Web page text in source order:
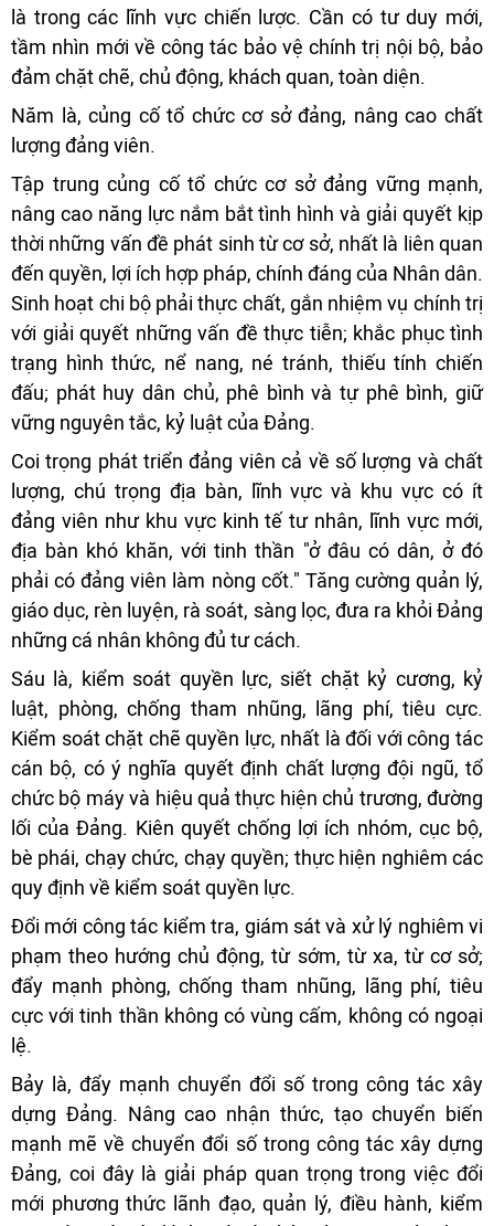
là trong các lĩnh vực chiến lược. Cần có tư duy mới,
tầm nhìn mới về công tác bảo vệ chính trị nội bộ, bảo
đảm chặt chẽ, chủ động, khách quan, toàn diện.
Năm là, củng cố tổ chức cơ sở đảng, nâng cao chất
lượng đảng viên.
Tập trung củng cố tổ chức cơ sở đảng vững mạnh,
nâng cao năng lực nắm bắt tình hình và giải quyết kịp
thời những vấn đề phát sinh từ cơ sở, nhất là liên quan
đến quyền, lợi ích hợp pháp, chính đáng của Nhân dân.
Sinh hoạt chi bộ phải thực chất, gắn nhiệm vụ chính trị
với giải quyết những vấn đề thực tiễn; khắc phục tình
trạng hình thức, nể nang, né tránh, thiếu tính chiến
đấu; phát huy dân chủ, phê bình và tự phê bình, giữ
vững nguyên tắc, kỷ luật của Đảng.
Coi trọng phát triển đảng viên cả về số lượng và chất
lượng, chú trọng địa bàn, lĩnh vực và khu vực có ít
đảng viên như khu vực kinh tế tư nhân, lĩnh vực mới,
địa bàn khó khăn, với tinh thần "ở đâu có dân, ở đó
phải có đảng viên làm nòng cốt." Tăng cường quản lý,
giáo dục, rèn luyện, rà soát, sàng lọc, đưa ra khỏi Đảng
những cá nhân không đủ tư cách.
Sáu là, kiểm soát quyền lực, siết chặt kỷ cương, kỷ
luật, phòng, chống tham nhũng, lãng phí, tiêu cực.
Kiểm soát chặt chẽ quyền lực, nhất là đối với công tác
cán bộ, có ý nghĩa quyết định chất lượng đội ngũ, tổ
chức bộ máy và hiệu quả thực hiện chủ trương, đường
lối của Đảng. Kiên quyết chống lợi ích nhóm, cục bộ,
bè phái, chạy chức, chạy quyền; thực hiện nghiêm các
quy định về kiểm soát quyền lực.
Đổi mới công tác kiểm tra, giám sát và xử lý nghiêm vi
phạm theo hướng chủ động, từ sớm, từ xa, từ cơ sở;
đẩy mạnh phòng, chống tham nhũng, lãng phí, tiêu
cực với tinh thần không có vùng cấm, không có ngoại
lệ.
Bảy là, đẩy mạnh chuyển đổi số trong công tác xây
dựng Đảng. Nâng cao nhận thức, tạo chuyển biến
mạnh mẽ về chuyển đổi số trong công tác xây dựng
Đảng, coi đây là giải pháp quan trọng trong việc đổi
mới phương thức lãnh đạo, quản lý, điều hành, kiểm